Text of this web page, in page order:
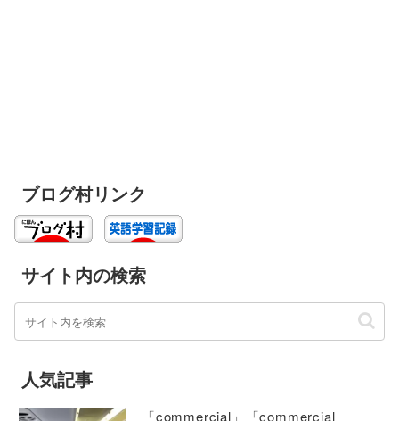
ブログ村リンク
サイト内の検索
人気記事
「commercial」「commercial